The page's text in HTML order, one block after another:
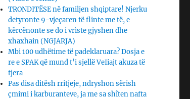
TRONDITËSE në familjen shqiptare! Njerku
detyronte 9-vjeçaren të flinte me të, e
kërcënonte se do i vrìste gjyshen dhe
xhaxhain (NGJARJA)
Mbi 100 udhëtime të padeklaruara? Dosja e
re e SPAK që mund t’i sjellë VeIiajt akuza të
tjera
Pas disa ditësh rritjeje, ndryshon sërish
çmimi i karburanteve, ja me sa shîten nafta